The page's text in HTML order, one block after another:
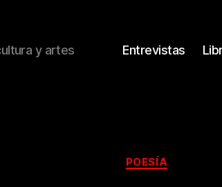
y artes Entrevistas
Categorías
POESÍA